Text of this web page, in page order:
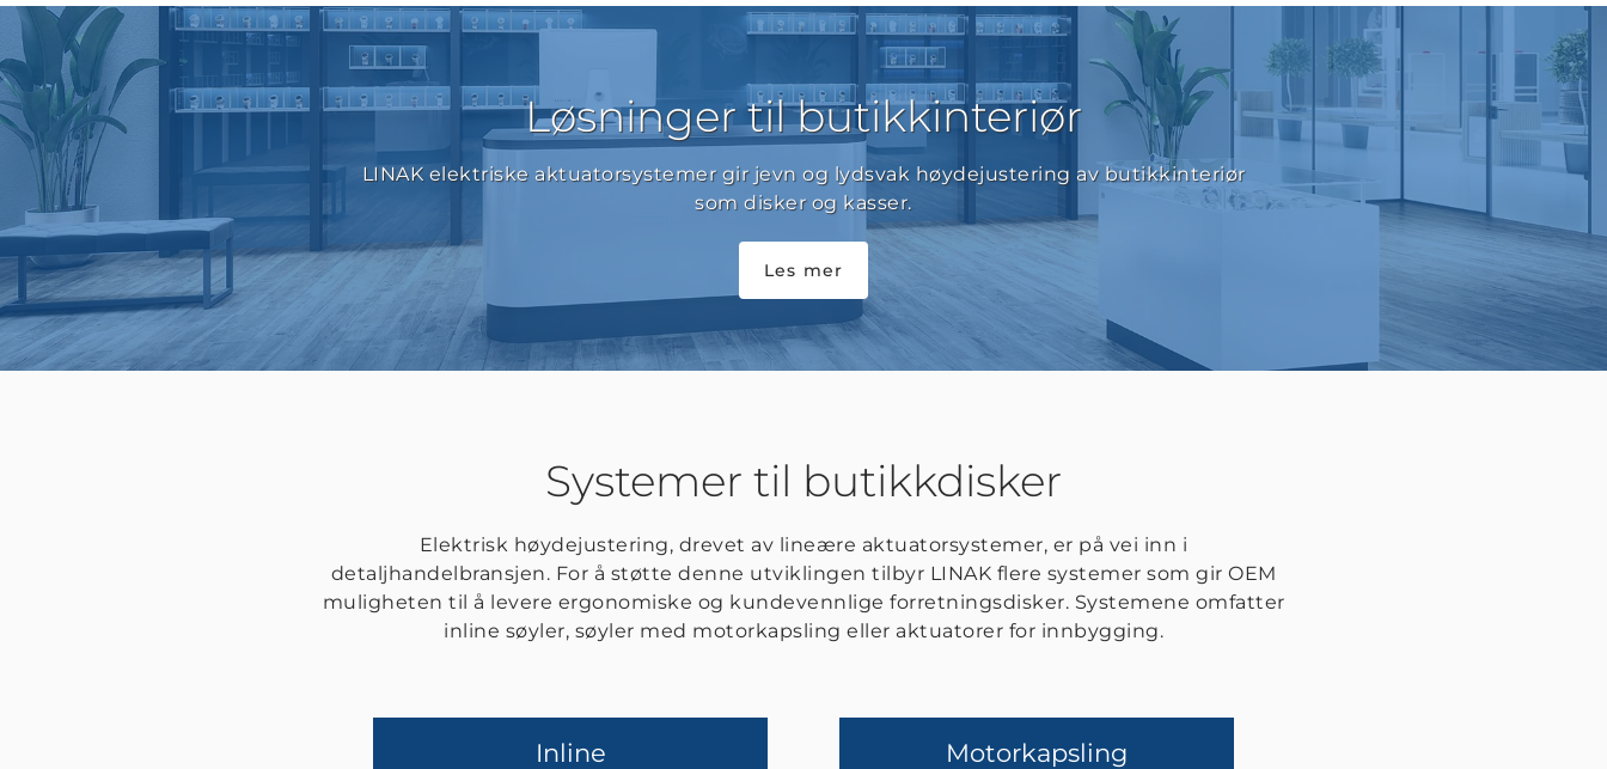
Løsninger til butikkinteriør
LINAK elektriske aktuatorsystemer gir jevn og lydsvak høydejustering av butikkinteriør
som disker og kasser.
Les mer
Systemer til butikkdisker
Elektrisk høydejustering, drevet av lineære aktuatorsystemer, er på vei inn i
detaljhandelbransjen. For å støtte denne utviklingen tilbyr LINAK flere systemer som gir OEM
muligheten til å levere ergonomiske og kundevennlige forretningsdisker. Systemene omfatter
inline søyler, søyler med motorkapsling eller aktuatorer for innbygging.
Inline Motorkapsling